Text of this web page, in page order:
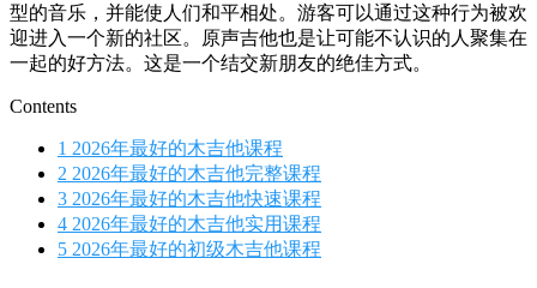
型的音乐，并能使人们和平相处。游客可以通过这种行为被欢
迎进入一个新的社区。原声吉他也是让可能不认识的人聚集在
一起的好方法。这是一个结交新朋友的绝佳方式。
Contents
1 2026年最好的木吉他课程
2 2026年最好的木吉他完整课程
3 2026年最好的木吉他快速课程
4 2026年最好的木吉他实用课程
5 2026年最好的初级木吉他课程